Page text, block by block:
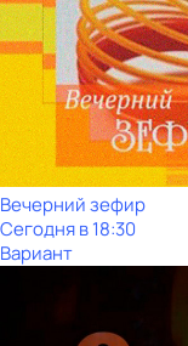
Вечерний зефир
Сегодня в 18:30
Вариант